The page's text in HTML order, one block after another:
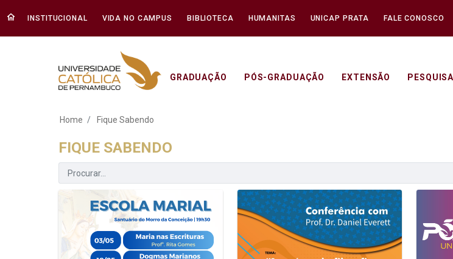
INSTITUCIONAL VIDA NO CAMPUS BIBLIOTECA HUMANITAS UNICAP PRATA FALE CONOSCO
GRADUAÇÃO PÓS-GRADUAÇÃO EXTENSÃO PESQUISA
Fique Sabendo - Unicap
Home Fique Sabendo
FIQUE SABENDO